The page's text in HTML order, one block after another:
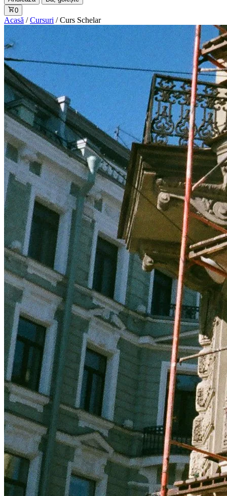
0
Acasă / Cursuri / Curs Schelar